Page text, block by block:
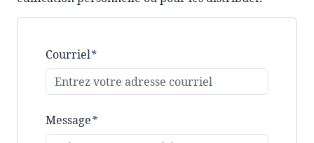
Courriel*
Message*